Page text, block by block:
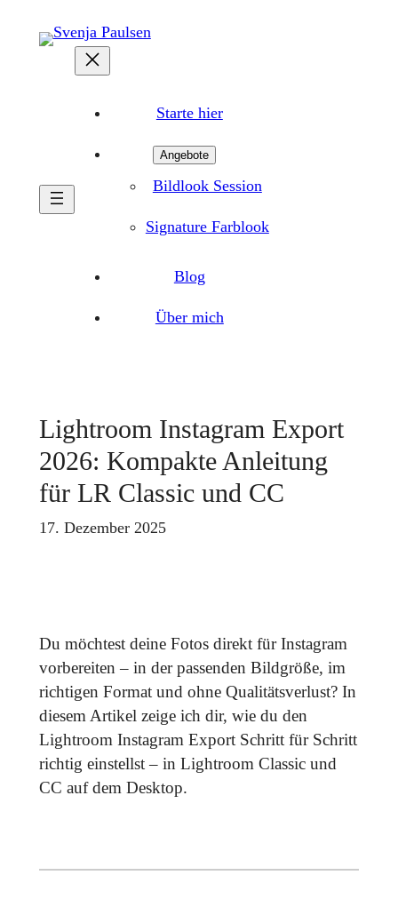
Inhalt
Starte hier
Angebote
Bildlook Session
Signature Farblook
Blog
Über mich
Lightroom Instagram Export
2026: Kompakte Anleitung
für LR Classic und CC
17. Dezember 2025
Du möchtest deine Fotos direkt für Instagram
vorbereiten – in der passenden Bildgröße, im
richtigen Format und ohne Qualitätsverlust? In
diesem Artikel zeige ich dir, wie du den
Lightroom Instagram Export Schritt für Schritt
richtig einstellst – in Lightroom Classic und
CC auf dem Desktop.